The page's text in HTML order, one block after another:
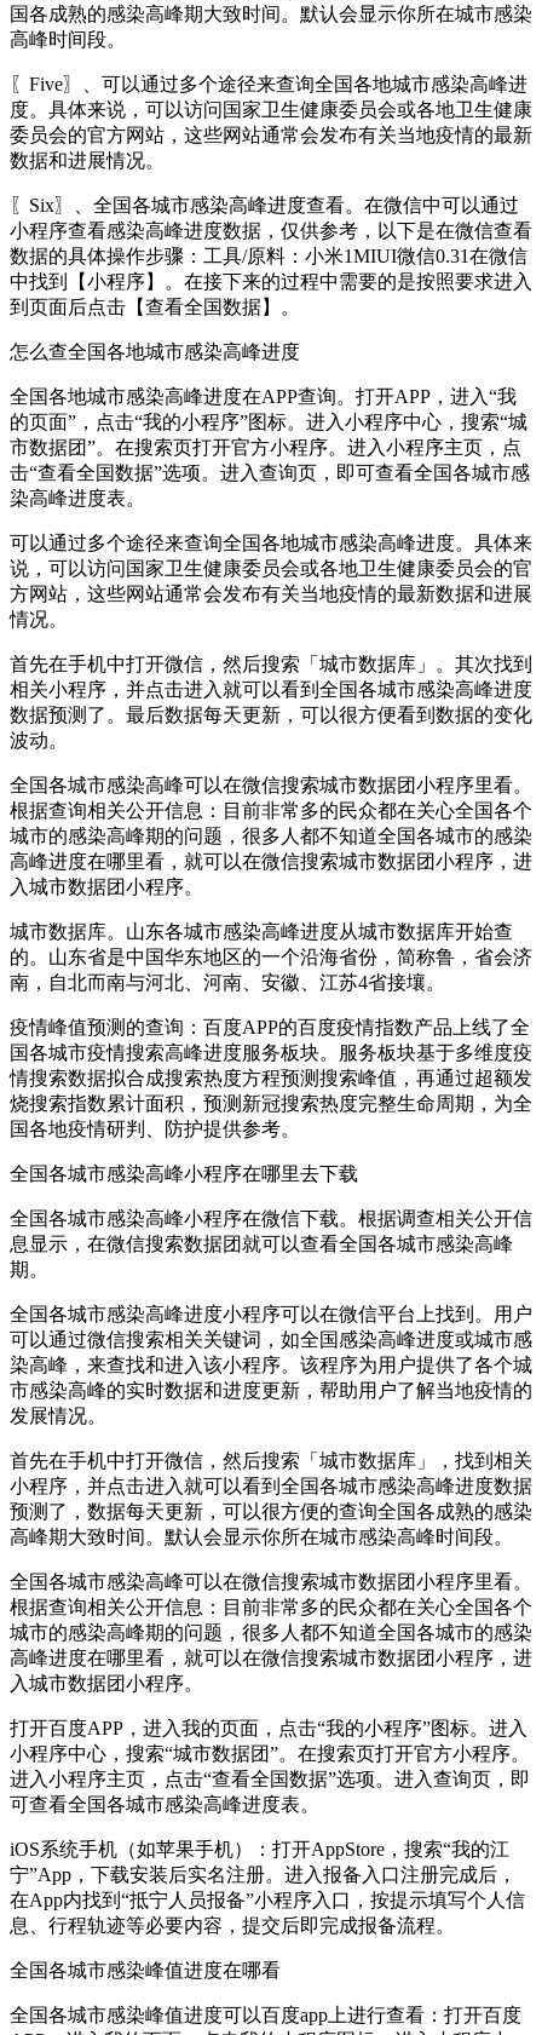
国各成熟的感染高峰期大致时间。默认会显示你所在城市感染
高峰时间段。
〖Five〗、可以通过多个途径来查询全国各地城市感染高峰进
度。具体来说，可以访问国家卫生健康委员会或各地卫生健康
委员会的官方网站，这些网站通常会发布有关当地疫情的最新
数据和进展情况。
〖Six〗、全国各城市感染高峰进度查看。在微信中可以通过
小程序查看感染高峰进度数据，仅供参考，以下是在微信查看
数据的具体操作步骤：工具/原料：小米1MIUI微信0.31在微信
中找到【小程序】。在接下来的过程中需要的是按照要求进入
到页面后点击【查看全国数据】。
怎么查全国各地城市感染高峰进度
全国各地城市感染高峰进度在APP查询。打开APP，进入“我
的页面”，点击“我的小程序”图标。进入小程序中心，搜索“城
市数据团”。在搜索页打开官方小程序。进入小程序主页，点
击“查看全国数据”选项。进入查询页，即可查看全国各城市感
染高峰进度表。
可以通过多个途径来查询全国各地城市感染高峰进度。具体来
说，可以访问国家卫生健康委员会或各地卫生健康委员会的官
方网站，这些网站通常会发布有关当地疫情的最新数据和进展
情况。
首先在手机中打开微信，然后搜索「城市数据库」。其次找到
相关小程序，并点击进入就可以看到全国各城市感染高峰进度
数据预测了。最后数据每天更新，可以很方便看到数据的变化
波动。
全国各城市感染高峰可以在微信搜索城市数据团小程序里看。
根据查询相关公开信息：目前非常多的民众都在关心全国各个
城市的感染高峰期的问题，很多人都不知道全国各城市的感染
高峰进度在哪里看，就可以在微信搜索城市数据团小程序，进
入城市数据团小程序。
城市数据库。山东各城市感染高峰进度从城市数据库开始查
的。山东省是中国华东地区的一个沿海省份，简称鲁，省会济
南，自北而南与河北、河南、安徽、江苏4省接壤。
疫情峰值预测的查询：百度APP的百度疫情指数产品上线了全
国各城市疫情搜索高峰进度服务板块。服务板块基于多维度疫
情搜索数据拟合成搜索热度方程预测搜索峰值，再通过超额发
烧搜索指数累计面积，预测新冠搜索热度完整生命周期，为全
国各地疫情研判、防护提供参考。
全国各城市感染高峰小程序在哪里去下载
全国各城市感染高峰小程序在微信下载。根据调查相关公开信
息显示，在微信搜索数据团就可以查看全国各城市感染高峰
期。
全国各城市感染高峰进度小程序可以在微信平台上找到。用户
可以通过微信搜索相关关键词，如全国感染高峰进度或城市感
染高峰，来查找和进入该小程序。该程序为用户提供了各个城
市感染高峰的实时数据和进度更新，帮助用户了解当地疫情的
发展情况。
首先在手机中打开微信，然后搜索「城市数据库」，找到相关
小程序，并点击进入就可以看到全国各城市感染高峰进度数据
预测了，数据每天更新，可以很方便的查询全国各成熟的感染
高峰期大致时间。默认会显示你所在城市感染高峰时间段。
全国各城市感染高峰可以在微信搜索城市数据团小程序里看。
根据查询相关公开信息：目前非常多的民众都在关心全国各个
城市的感染高峰期的问题，很多人都不知道全国各城市的感染
高峰进度在哪里看，就可以在微信搜索城市数据团小程序，进
入城市数据团小程序。
打开百度APP，进入我的页面，点击“我的小程序”图标。进入
小程序中心，搜索“城市数据团”。在搜索页打开官方小程序。
进入小程序主页，点击“查看全国数据”选项。进入查询页，即
可查看全国各城市感染高峰进度表。
iOS系统手机（如苹果手机）：打开AppStore，搜索“我的江
宁”App，下载安装后实名注册。进入报备入口注册完成后，
在App内找到“抵宁人员报备”小程序入口，按提示填写个人信
息、行程轨迹等必要内容，提交后即完成报备流程。
全国各城市感染峰值进度在哪看
全国各城市感染峰值进度可以百度app上进行查看：打开百度